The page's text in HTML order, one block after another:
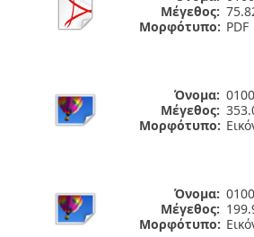
Μέγεθος:
Μορφότυπο: PDF
Όνομα:
Μέγεθος:
Μορφότυπο:
Όνομα:
Μέγεθος:
Μορφότυπο: